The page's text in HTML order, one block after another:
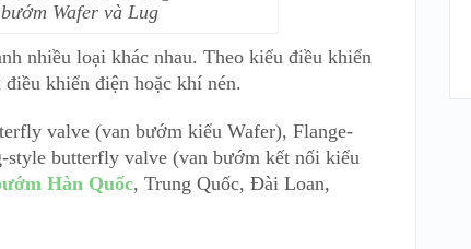
Wafer và Lug
nhiều loại khác nhau. Theo kiểu điều khiển
khiển điện hoặc khí nén.
valve (van bướm kiểu Wafer), Flange-
butterfly valve (van bướm kết nối kiểu
Hàn Quốc, Trung Quốc, Đài Loan,